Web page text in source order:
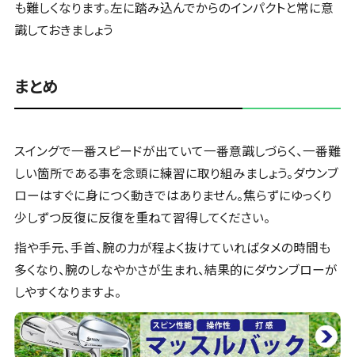
も難しくなります。左に踏み込んでからのインパクトと常に意
識しておきましょう
まとめ
スイングで一番スピードが出ていて一番意識しづらく、一番難
しい箇所である事を念頭に練習に取り組みましょう。ダウンブ
ローはすぐに身につく動きではありません。焦らずにゆっくり
少しずつ反復に反復を重ねて習得してください。
指や手元、手首、腕の力が程よく抜けていればタメの時間も
多くなり、腕のしなやかさが生まれ、結果的にダウンブローが
しやすくなりますよ。